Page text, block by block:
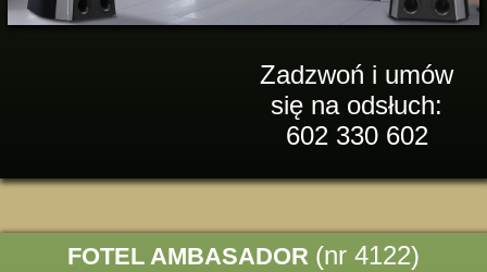
Zadzwoń i umów
się na odsłuch:
602 330 602
FOTEL AMBASADOR (nr 4122)